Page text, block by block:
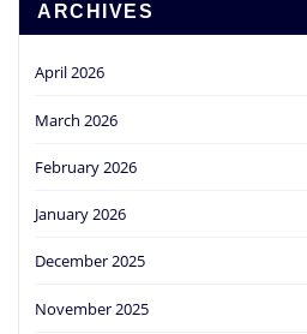
ARCHIVES
April 2026
March 2026
February 2026
January 2026
December 2025
November 2025